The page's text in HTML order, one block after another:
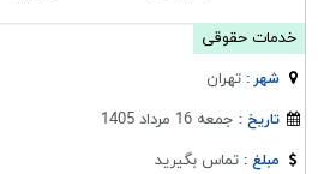
خدمات حقوقی
شهر :تهران
تاریخ : جمعه 16 مرداد 1405
مبلغ :تماس بگیرید